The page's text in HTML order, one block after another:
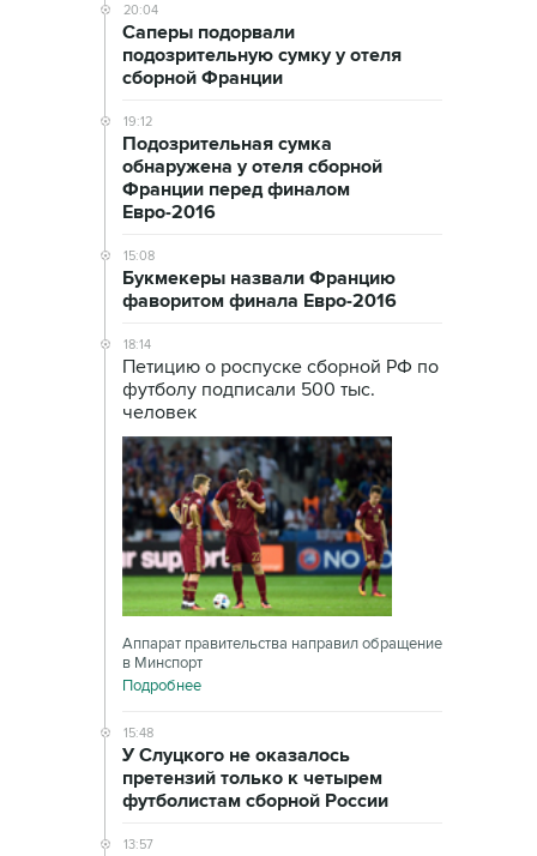
20:04
Саперы подорвали
подозрительную сумку у отеля
сборной Франции
19:12
Подозрительная сумка
обнаружена у отеля сборной
Франции перед финалом
Евро-2016
15:08
Букмекеры назвали Францию
фаворитом финала Евро-2016
18:14
Петицию о роспуске сборной РФ по
футболу подписали 500 тыс.
человек
Аппарат правительства направил обращение
в Минспорт
Подробнее
15:48
У Слуцкого не оказалось
претензий только к четырем
футболистам сборной России
13:57